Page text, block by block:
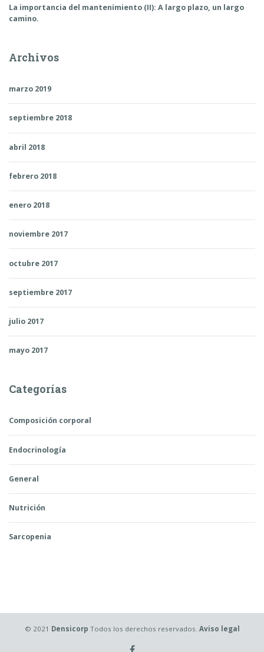
La importancia del mantenimiento (II): A largo plazo, un largo
camino.
Archivos
marzo 2019
septiembre 2018
abril 2018
febrero 2018
enero 2018
noviembre 2017
octubre 2017
septiembre 2017
julio 2017
mayo 2017
Categorías
Composición corporal
Endocrinología
General
Nutrición
Sarcopenia
© 2021 Densicorp Todos los derechos reservados. Aviso legal